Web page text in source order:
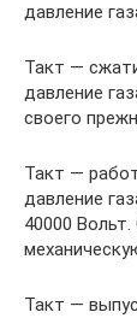
давление
Такт —
давление
своего
Такт —
давление
40000
Такт —